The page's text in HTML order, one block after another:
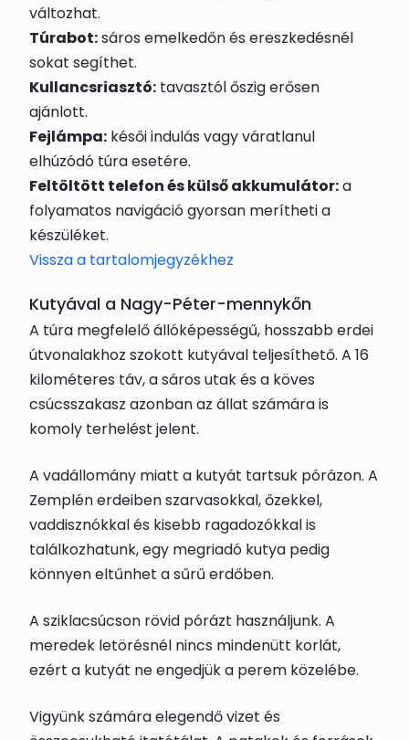
változhat.
Túrabot:sáros emelkedőn és ereszkedésnél
sokat segíthet.
Kullancsriasztó: tavasztól őszig erősen
ajánlott.
Fejlámpa: késői indulás vagy váratlanul
elhúzódó túra esetére.
Feltöltött telefon és külső akkumulátor:a
folyamatos navigáció gyorsan merítheti a
készüléket.
Vissza a tartalomjegyzékhez
Kutyával a Nagy-Péter-mennykőn
A túra megfelelő állóképességű, hosszabb erdei
útvonalakhoz szokott kutyával teljesíthető. A 16
kilométeres táv, a sáros utak és a köves
csúcsszakasz azonban az állat számára is
komoly terhelést jelent.
A vadállomány miatt a kutyát tartsuk pórázon. A
Zemplén erdeiben szarvasokkal, őzekkel,
vaddisznókkal és kisebb ragadozókkal is
találkozhatunk, egy megriadó kutya pedig
könnyen eltűnhet a sűrű erdőben.
A sziklacsúcson rövid pórázt használjunk. A
meredek letörésnél nincs mindenütt korlát,
ezért a kutyát ne engedjük a perem közelébe.
Vigyünk számára elegendő vizet és